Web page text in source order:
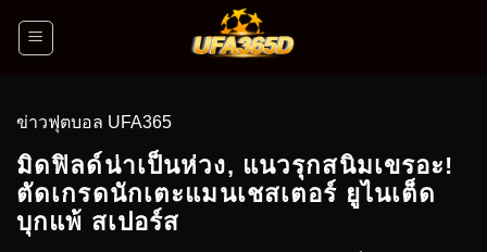
ข่าวฟุตบอล UFA365
มิดฟิลด์น่าเป็นห่วง, แนวรุกสนิมเขรอะ!
ตัดเกรดนักเตะแมนเชสเตอร์ ยูไนเต็ด
บุกแพ้ สเปอร์ส